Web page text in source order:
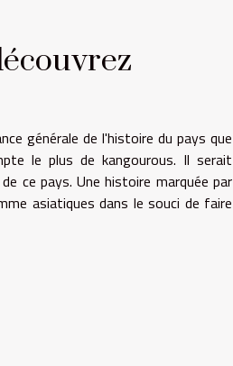
générale de l'histoire du pays que
le plus de kangourous. Il serait
ce pays. Une histoire marquée par
asiatiques dans le souci de faire